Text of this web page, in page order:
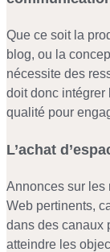
Que ce soit la
blog, ou la
nécessite des
doit donc intégrer
qualité pour
L’achat
Annonces sur les
Web pertinents,
dans des canaux
atteindre les